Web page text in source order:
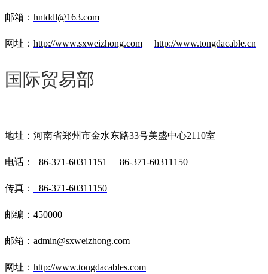
邮箱： hntddl@163.com
网址： http://www.sxweizhong.com http://www.tongdacable.cn
国际贸易部
地址：河南省郑州市金水东路33号美盛中心2110室
电话： +86-371-60311151 +86-371-60311150
传真： +86-371-60311150
邮编：450000
邮箱： admin@sxweizhong.com
网址： http://www.tongdacables.com